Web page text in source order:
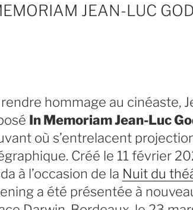
JEAN-LUC
hommage au cinéaste,
In Memoriam Jean-Luc
où s’entrelacent
Créé le 11 février
à l’occasion de la Nuit du
a été présentée à